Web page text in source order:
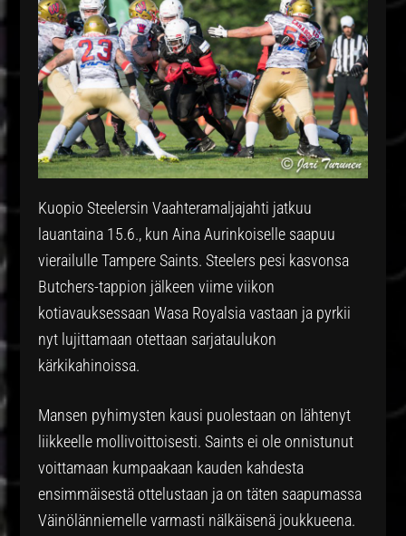
Kuopio Steelersin Vaahteramaljajahti jatkuu
lauantaina 15.6., kun Aina Aurinkoiselle saapuu
vierailulle Tampere Saints. Steelers pesi kasvonsa
Butchers-tappion jälkeen viime viikon
kotiavauksessaan Wasa Royalsia vastaan ja pyrkii
nyt lujittamaan otettaan sarjataulukon
kärkikahinoissa.
Mansen pyhimysten kausi puolestaan on lähtenyt
liikkeelle mollivoittoisesti. Saints ei ole onnistunut
voittamaan kumpaakaan kauden kahdesta
ensimmäisestä ottelustaan ja on täten saapumassa
Väinölänniemelle varmasti nälkäisenä joukkueena.